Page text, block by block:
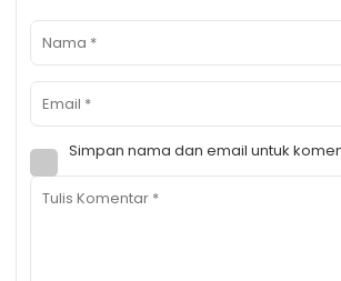
Simpan nama dan email untuk